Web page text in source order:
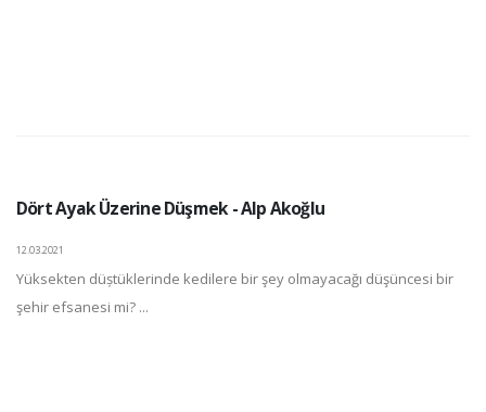
Dört Ayak Üzerine Düşmek - Alp Akoğlu
12.03.2021
Yüksekten düștüklerinde kedilere bir şey olmayacağı düşüncesi bir
şehir efsanesi mi? ...